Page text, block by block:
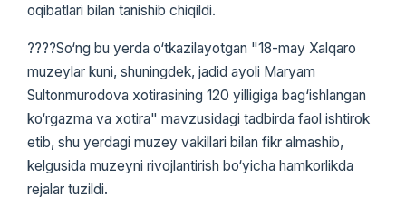
oqibatlari bilan tanishib chiqildi.
????So‘ng bu yerda o‘tkazilayotgan "18-may Xalqaro
muzeylar kuni, shuningdek, jadid ayoli Maryam
Sultonmurodova xotirasining 120 yilligiga bag‘ishlangan
ko‘rgazma va xotira" mavzusidagi tadbirda faol ishtirok
etib, shu yerdagi muzey vakillari bilan fikr almashib,
kelgusida muzeyni rivojlantirish bo‘yicha hamkorlikda
rejalar tuzildi.